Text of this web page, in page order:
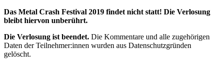
Das Metal Crash Festival 2019 findet nicht statt! Die Verlosung
bleibt hiervon unberührt.
Die Verlosung ist beendet. Die Kommentare und alle zugehörigen
Daten der Teilnehmer:innen wurden aus Datenschutzgründen
gelöscht.